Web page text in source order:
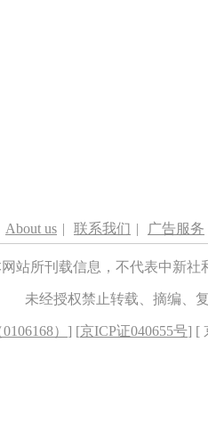
About us | 联系我们 | 广告服务
站所刊载信息，不代表中新
未经授权禁止转载、摘编、
） ] [京ICP证040655号] [